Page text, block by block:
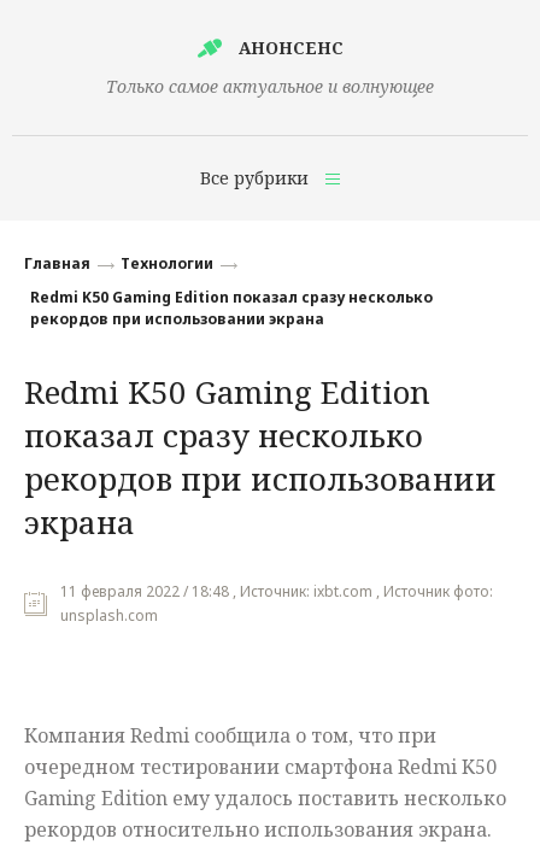
АНОНСЕНС
Только самое актуальное и волнующее
Все рубрики
Финансы
Наука
Культура
Общество
Политика
Происшествия
Главная
Технологии
Redmi K50 Gaming Edition показал сразу несколько
рекордов при использовании экрана
Redmi K50 Gaming Edition
показал сразу несколько
рекордов при использовании
экрана
11 февраля 2022 / 18:48 , Источник: ixbt.com , Источник фото:
unsplash.com
Компания Redmi сообщила о том, что при
очередном тестировании смартфона Redmi K50
Gaming Edition ему удалось поставить несколько
рекордов относительно использования экрана.